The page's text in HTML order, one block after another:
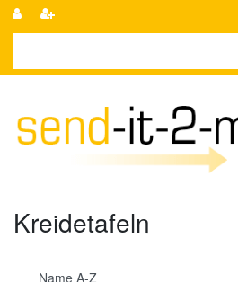
Kreidetafeln